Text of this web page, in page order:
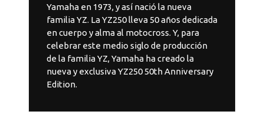
Yamaha en 1973, y así nació la nueva
familia YZ. La YZ250 lleva 50 años dedicada
en cuerpo y alma al motocross. Y, para
celebrar este medio siglo de producción
de la familia YZ, Yamaha ha creado la
nueva y exclusiva YZ250 50th Anniversary
Edition.